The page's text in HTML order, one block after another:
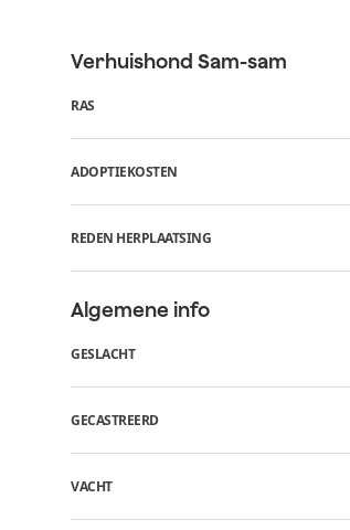
Verhuishond Sam-sam
RAS
ADOPTIEKOSTEN
REDEN HERPLAATSING
Algemene info
GESLACHT
GECASTREERD
VACHT